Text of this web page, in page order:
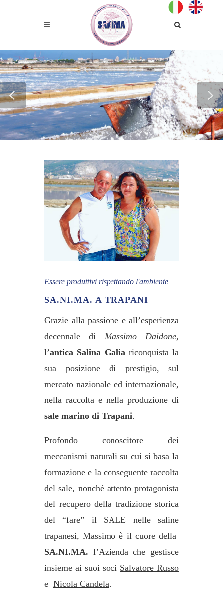
Essere produttivi rispettando l'ambiente
SA.NI.MA. A TRAPANI
Grazie alla passione e all’esperienza
decennale di Massimo Daidone,
l’antica Salina Galia riconquista la
sua posizione di prestigio, sul
mercato nazionale ed internazionale,
nella raccolta e nella produzione di
sale marino di Trapani.
Profondo conoscitore dei
meccanismi naturali su cui si basa la
formazione e la conseguente raccolta
del sale, nonché attento protagonista
del recupero della tradizione storica
del “fare” il SALE nelle saline
trapanesi, Massimo è il cuore della
SA.NI.MA. l’Azienda che gestisce
insieme ai suoi soci Salvatore Russo
e Nicola Candela.